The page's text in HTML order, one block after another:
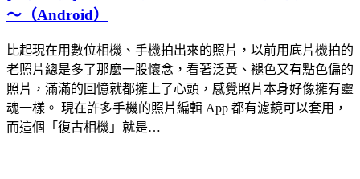
～（Android）
比起現在用數位相機、手機拍出來的照片，以前用底片機拍的
老照片總是多了那麼一股懷念，看著泛黃、褪色又有點色偏的
照片，滿滿的回憶就都擁上了心頭，感覺照片本身好像擁有靈
魂一樣。 現在許多手機的照片編輯 App 都有濾鏡可以套用，
而這個「復古相機」就是…